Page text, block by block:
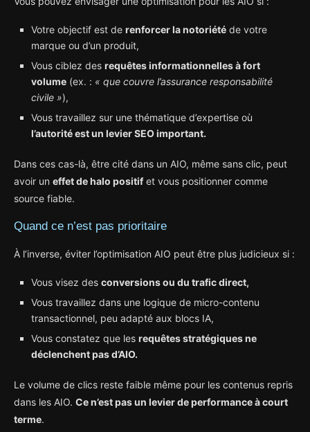
Votre objectif est de renforcer la notoriété de votre
marque ou d’un produit,
Vous ciblez des requêtes informationnelles à fort
volume (ex. : « que couvre l’assurance responsabilité
civile »),
Vous travaillez sur une thématique d’expertise où
l’autorité est un levier SEO important.
Dans ces cas-là, être cité dans un AIO, même sans clic, peut
avoir un effet de halo positifet vous positionner comme
source fiable.
Quand ce n’est pas prioritaire
À l’inverse, éviter l’optimisation AIO peut être plus judicieux si :
Vous visez des conversions ou du trafic direct,
Vous travaillez dans une logique de micro-contenu
transactionnel, peu adapté aux blocs IA,
Vous constatez que les requêtes stratégiques ne
déclenchent pas d’AIO.
Le volume de clics reste faible même pour les contenus repris
dans les AIO. Ce n’est pas un levier de performance à court
terme.